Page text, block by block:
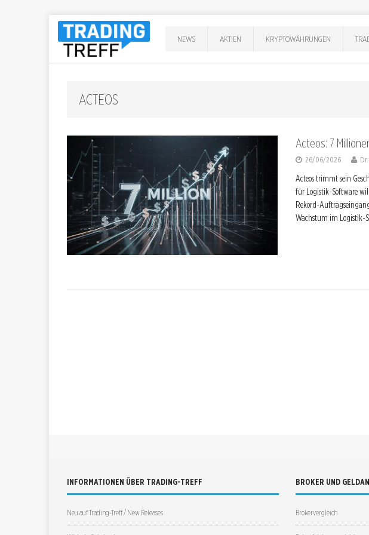
NEWS AKTIEN KRYPTOWÄHRUNGEN
ACTEOS
Acteos: 7
26/06/2026
Acteos trimmt sein
für Logistik-Software
Rekord-
Wachstum im Logistik-
INFORMATIONEN ÜBER TRADING-TREFF
Neu auf Trading-Treff / New Releases
BROKER UND
Brokervergleich